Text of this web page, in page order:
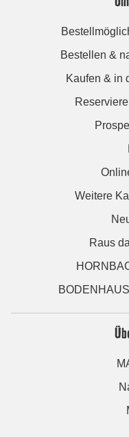
Bestellen &
Kaufen & in
Weitere
Raus